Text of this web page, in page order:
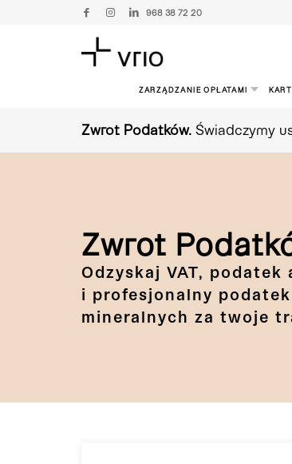
968 38 72 20
ZARZĄDZANIE OPŁATAMI
Zwrot Podatków. Świadczymy
Zwrot
Odzyskaj VAT, podatek
i profesjonalny
mineralnych za twoje